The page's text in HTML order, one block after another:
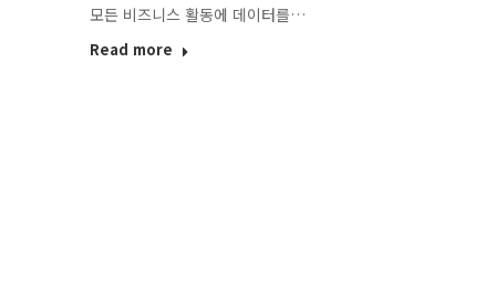
모든 비즈니스 활동에 데이터를…
Read more